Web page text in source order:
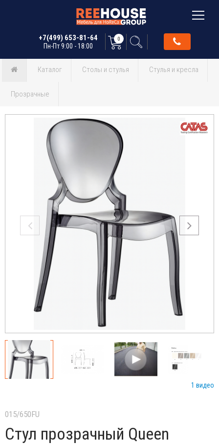
+7(499) 653-81-64
Пн-Пт 9:00 - 18:00
0
Каталог Столы и стулья Стулья и кресла
Прозрачные
1 видео
015/650FU
Стул прозрачный Queen